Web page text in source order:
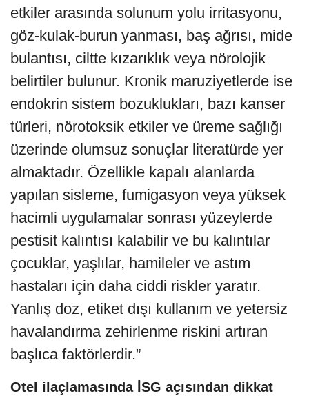
etkiler arasında solunum yolu irritasyonu,
göz-kulak-burun yanması, baş ağrısı, mide
bulantısı, ciltte kızarıklık veya nörolojik
belirtiler bulunur. Kronik maruziyetlerde ise
endokrin sistem bozuklukları, bazı kanser
türleri, nörotoksik etkiler ve üreme sağlığı
üzerinde olumsuz sonuçlar literatürde yer
almaktadır. Özellikle kapalı alanlarda
yapılan sisleme, fumigasyon veya yüksek
hacimli uygulamalar sonrası yüzeylerde
pestisit kalıntısı kalabilir ve bu kalıntılar
çocuklar, yaşlılar, hamileler ve astım
hastaları için daha ciddi riskler yaratır.
Yanlış doz, etiket dışı kullanım ve yetersiz
havalandırma zehirlenme riskini artıran
başlıca faktörlerdir.”
Otel ilaçlamasında İSG açısından dikkat